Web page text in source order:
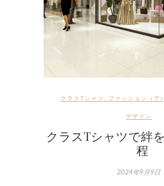
クラスTシャツ ファッション（ア
デザイン
クラスTシャツで絆
程
2024年9月9日